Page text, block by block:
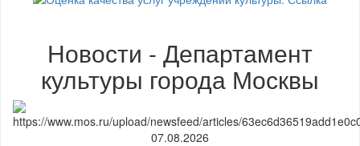
Новости - Департамент
культуры города Москвы
07.08.2026